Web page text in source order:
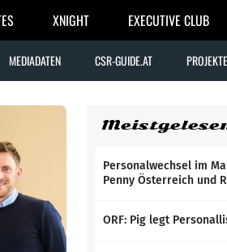
XNIGHT EXECUTIVE CLUB
MEDIADATEN CSR-GUIDE.AT PROJEKTE
Personalwechsel im
Penny Österreich und
ORF: Pig legt